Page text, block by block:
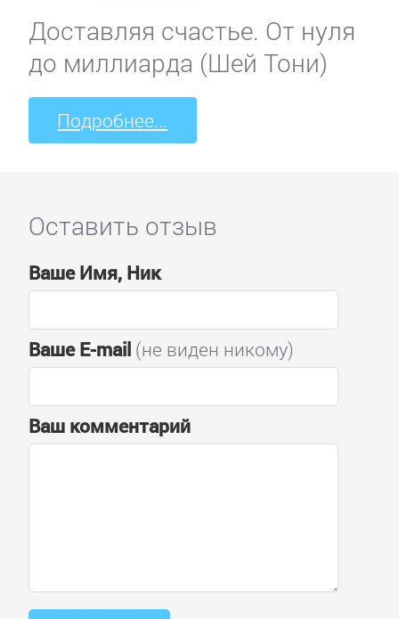
Доставляя счастье. От нуля
до миллиарда (Шей Тони)
Подробнее...
Оставить отзыв
Ваше Имя, Ник
Ваше E-mail(не виден никому)
Ваш комментарий